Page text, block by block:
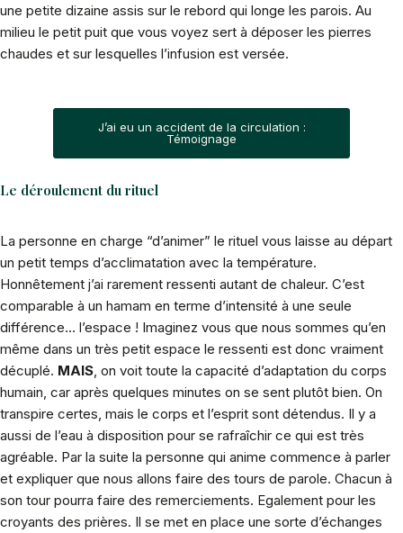
une petite dizaine assis sur le rebord qui longe les parois. Au
milieu le petit puit que vous voyez sert à déposer les pierres
chaudes et sur lesquelles l’infusion est versée.
J’ai eu un accident de la circulation :
Témoignage
Le déroulement du rituel
La personne en charge “d’animer” le rituel vous laisse au départ
un petit temps d’acclimatation avec la température.
Honnêtement j’ai rarement ressenti autant de chaleur. C’est
comparable à un hamam en terme d’intensité à une seule
différence… l’espace ! Imaginez vous que nous sommes qu’en
même dans un très petit espace le ressenti est donc vraiment
décuplé. MAIS , on voit toute la capacité d’adaptation du corps
humain, car après quelques minutes on se sent plutôt bien. On
transpire certes, mais le corps et l’esprit sont détendus. Il y a
aussi de l’eau à disposition pour se rafraîchir ce qui est très
agréable. Par la suite la personne qui anime commence à parler
et expliquer que nous allons faire des tours de parole. Chacun à
son tour pourra faire des remerciements. Egalement pour les
croyants des prières. Il se met en place une sorte d’échanges